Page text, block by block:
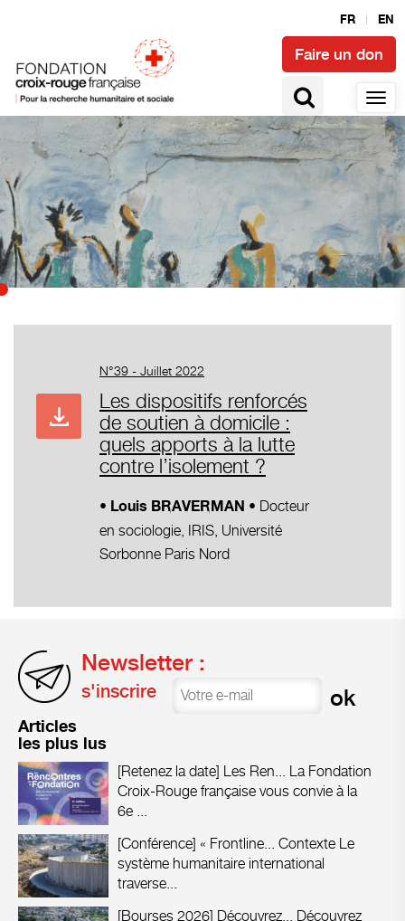
FR EN
Faire un don
N°39 - Juillet 2022
Les dispositifs renforcés
de soutien à domicile :
quels apports à la lutte
contre l’isolement ?
• Louis BRAVERMAN • Docteur
en sociologie, IRIS, Université
Sorbonne Paris Nord
Newsletter :
s'inscrire
Articles
les plus lus
[Retenez la date] Les Ren... La Fondation
Croix-Rouge française vous convie à la
6e ...
[Conférence] « Frontline... Contexte Le
système humanitaire international
traverse...
[Bourses 2026] Découvrez... Découvrez